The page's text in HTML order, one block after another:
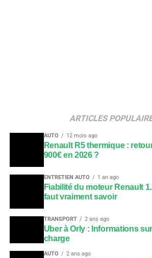
ARTICLES
AUTO 12 mois ago
Renault R5 thermique :
900€ en 2026 ?
ENTRETIEN AUTO 1 an ago
Fiabilité du moteur Renault
faut vraiment savoir
TRANSPORT 2 ans ago
Uber à Orly : Informations
charge
AUTO 2 ans ago